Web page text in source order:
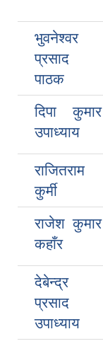
भुवनेश्वर
प्रसाद
पाठक
दिपा कुमार
उपाध्याय
राजितराम
कुर्मी
राजेश कुमार
कहाँर
देबेन्द्र
प्रसाद
उपाध्याय